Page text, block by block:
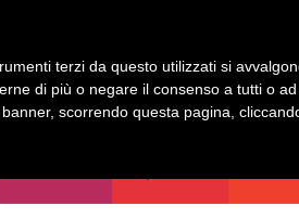
PROMOZIONI
terzi da questo utilizzati si
di più o negare il consenso a tutti o
scorrendo questa pagina,